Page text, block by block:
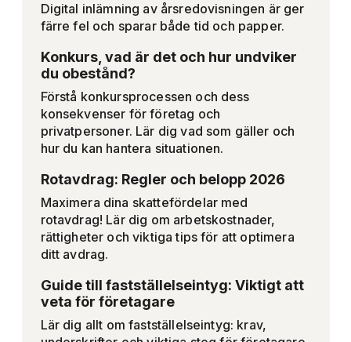
Digital inlämning av årsredovisningen är ger
färre fel och sparar både tid och papper.
Konkurs, vad är det och hur undviker
du obestånd?
Förstå konkursprocessen och dess
konsekvenser för företag och
privatpersoner. Lär dig vad som gäller och
hur du kan hantera situationen.
Rotavdrag: Regler och belopp 2026
Maximera dina skattefördelar med
rotavdrag! Lär dig om arbetskostnader,
rättigheter och viktiga tips för att optimera
ditt avdrag.
Guide till fastställelseintyg: Viktigt att
veta för företagare
Lär dig allt om fastställelseintyg: krav,